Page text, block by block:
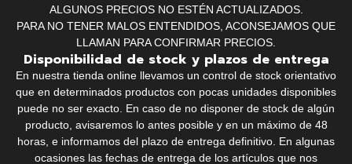
ALGUNOS PRECIOS NO ESTÉN ACTUALIZADOS.
PARA NO TENER MALOS ENTENDIDOS, ACONSEJAMOS QUE
LLAMAN PARA CONFIRMAR PRECIOS.
Disponibilidad de stock y plazos de entrega
En nuestra tienda online llevamos un control de stock orientativo
que en determinados productos con pocas unidades disponibles
puede no ser exacto. En caso de no disponer de stock de algún
producto, avisaremos lo antes posible y en un máximo de 48
horas, e informamos del plazo de entrega definitivo. En algunas
ocasiones las fechas de entrega de los artículos que nos